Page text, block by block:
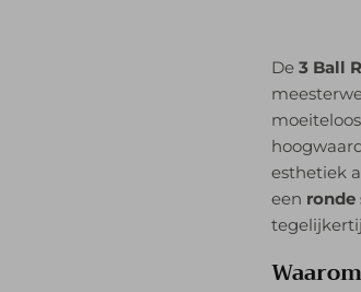
De 3 Ball
esthetiek
een